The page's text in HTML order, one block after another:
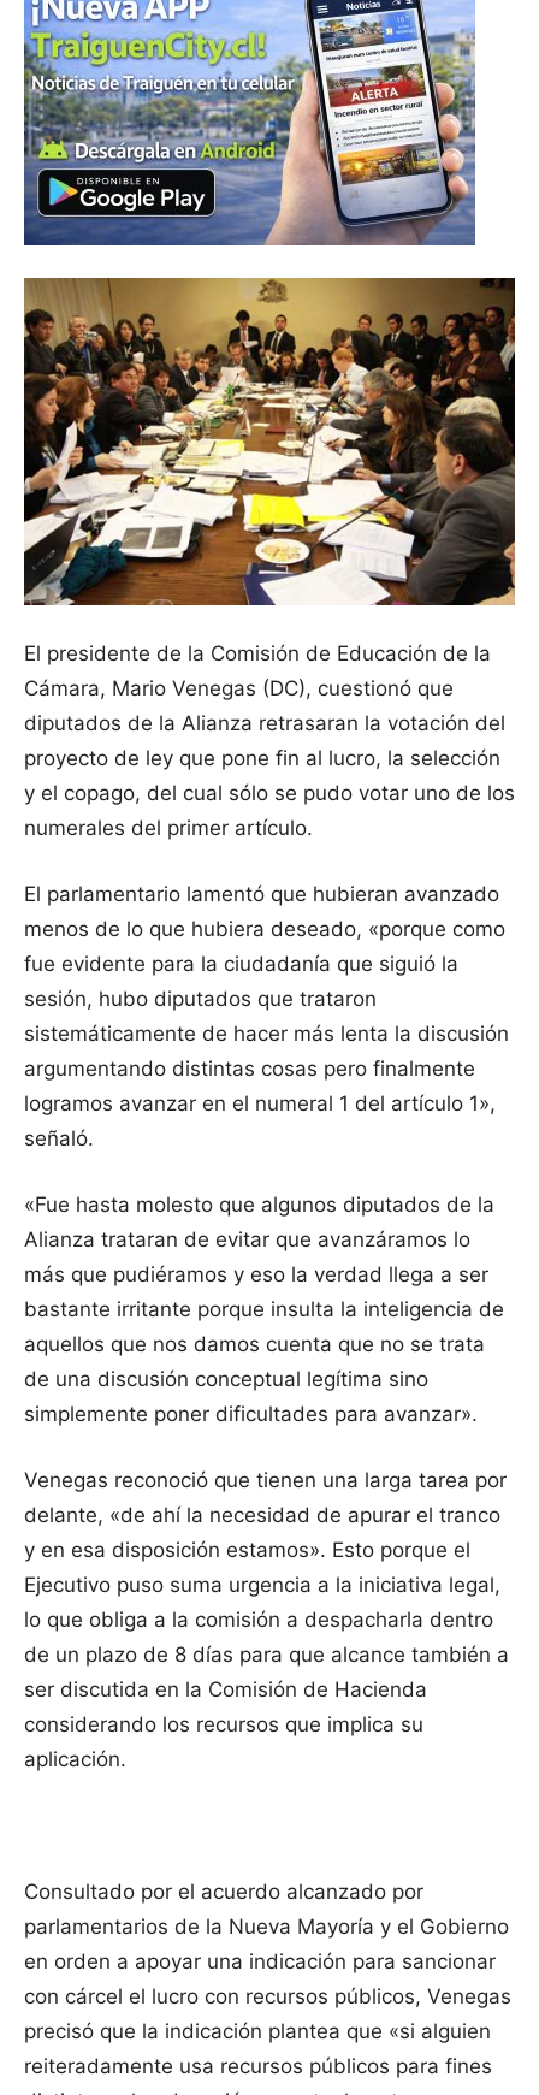
El presidente de la Comisión de Educación de la
Cámara, Mario Venegas (DC), cuestionó que
diputados de la Alianza retrasaran la votación del
proyecto de ley que pone fin al lucro, la selección
y el copago, del cual sólo se pudo votar uno de los
numerales del primer artículo.
El parlamentario lamentó que hubieran avanzado
menos de lo que hubiera deseado, «porque como
fue evidente para la ciudadanía que siguió la
sesión, hubo diputados que trataron
sistemáticamente de hacer más lenta la discusión
argumentando distintas cosas pero finalmente
logramos avanzar en el numeral 1 del artículo 1»,
señaló.
«Fue hasta molesto que algunos diputados de la
Alianza trataran de evitar que avanzáramos lo
más que pudiéramos y eso la verdad llega a ser
bastante irritante porque insulta la inteligencia de
aquellos que nos damos cuenta que no se trata
de una discusión conceptual legítima sino
simplemente poner dificultades para avanzar».
Venegas reconoció que tienen una larga tarea por
delante, «de ahí la necesidad de apurar el tranco
y en esa disposición estamos». Esto porque el
Ejecutivo puso suma urgencia a la iniciativa legal,
lo que obliga a la comisión a despacharla dentro
de un plazo de 8 días para que alcance también a
ser discutida en la Comisión de Hacienda
considerando los recursos que implica su
aplicación.
Consultado por el acuerdo alcanzado por
parlamentarios de la Nueva Mayoría y el Gobierno
en orden a apoyar una indicación para sancionar
con cárcel el lucro con recursos públicos, Venegas
precisó que la indicación plantea que «si alguien
reiteradamente usa recursos públicos para fines